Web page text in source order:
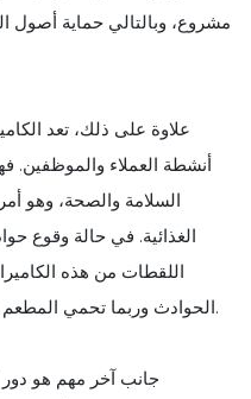
مشروع، وبالتالي حماية أصول
علاوة على ذلك، تعد
أنشطة العملاء والموظفين.
السلامة والصحة، وهو
الغذائية. في حالة وقوع
اللقطات من هذه
الحوادث وربما تحمي المطعم من مطالبات المسؤولية غير المبررة.
جانب آخر مهم هو دور